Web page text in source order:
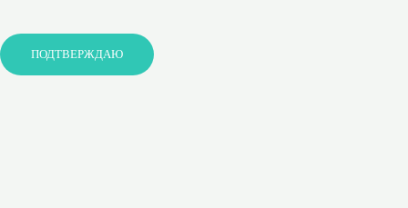
ПОДТВЕРЖДАЮ